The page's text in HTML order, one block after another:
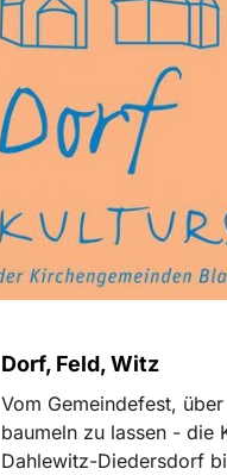
Dorf, Feld, Witz
Vom Gemeindefest,
baumeln zu lassen - die
Dahlewitz-Diedersdorf